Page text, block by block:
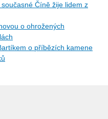
Číně žije lidem z
o ohrožených
o příbězích kamene